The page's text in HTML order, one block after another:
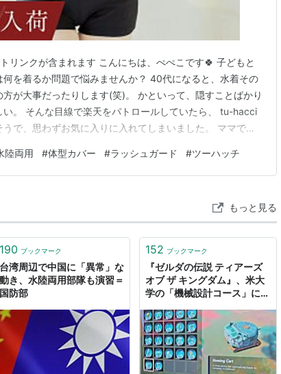
リンクが含まれます こんにちは、ぺぺこです🍀 子どもと
を着るか問題で悩みませんか？ 40代になると、水着その
が大事だったりします(笑)。 かといって、隠すことばかり
。 そんな目線で楽天をパトロールしていたら、 tu-hacci
で、思わずお気に入りに入れてしまいました。 ママでも
3点紹介します🍀 ■① インナーはもうこれ一択。水陸両用
ガードの…
陸両用 #体型カバー #ラッシュガード #ツーハッチ
もっと見る
190 ブックマーク
台湾周辺で中国に「異常」な
動き、水陸両用部隊も演習＝
国防部
152 ブックマーク
『ゼルダの伝説 ティアーズ
オブ ザ キングダム』、米大
学の「機械設計コース」に採
水陸両用乗り物レースで決定
- AUTOMATON